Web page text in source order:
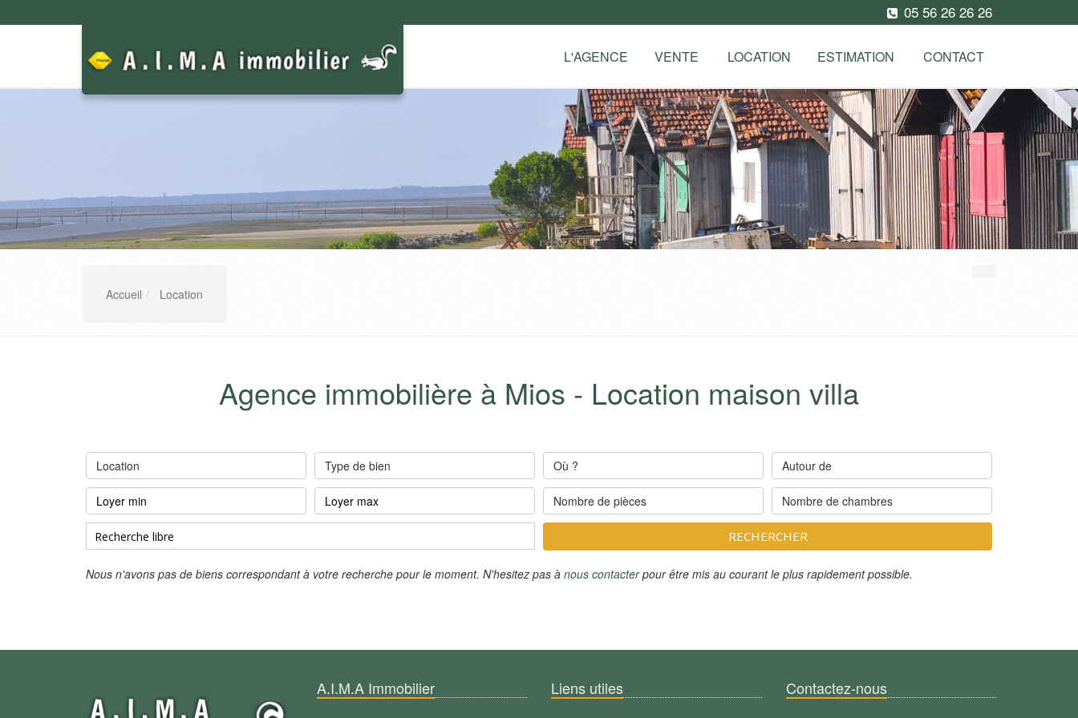
05 56 26 26 26
L'AGENCE VENTE LOCATION ESTIMATION CONTACT
Accueil Location
Agence immobilière à Mios - Location maison villa
Location Type de bien Où ? Autour de
Nombre de pièces Nombre de chambres
RECHERCHER
Nous n'avons pas de biens correspondant à votre recherche pour le moment. N'hesitez pas à nous contacterpour être mis au courant le plus rapidement possible.
A.I.M.A Immobilier Liens utiles Contactez-nous